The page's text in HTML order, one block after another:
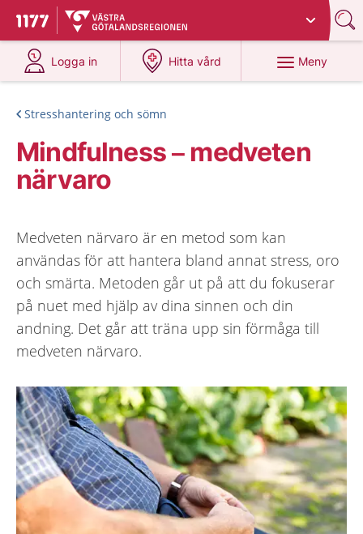
Till startsidan för 1177
Du har valt region
Logga in
på 1177.se
Hitta vård
på 1177.se
Meny
Stresshantering och sömn
Mindfulness – medveten
närvaro
Medveten närvaro är en metod som kan
användas för att hantera bland annat stress, oro
och smärta. Metoden går ut på att du fokuserar
på nuet med hjälp av dina sinnen och din
andning. Det går att träna upp sin förmåga till
medveten närvaro.